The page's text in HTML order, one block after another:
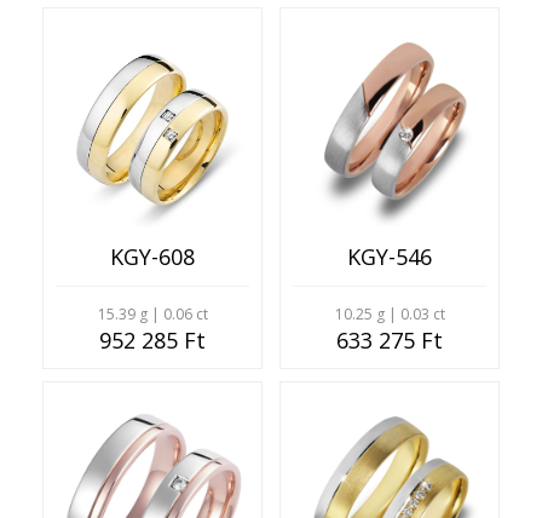
KGY-608
15.39 g | 0.06 ct
952 285 Ft
KGY-546
10.25 g | 0.03 ct
633 275 Ft